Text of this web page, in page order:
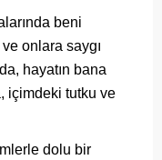
beni
onlara saygı
hayatın bana
içimdeki tutku ve
dolu bir